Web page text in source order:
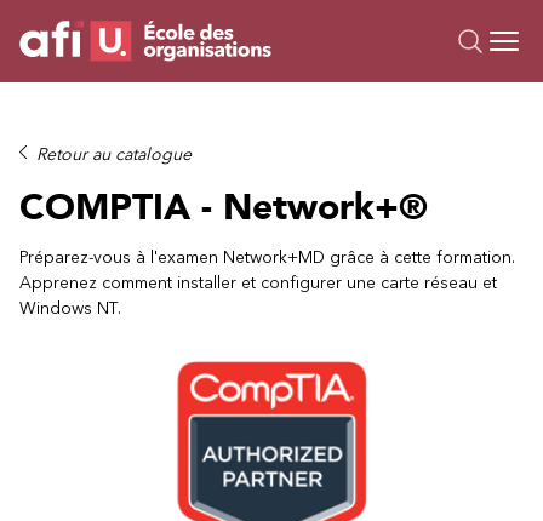
Formations
Campus IA
Sur mesure
À propos
Ressources
Retour au catalogue
COMPTIA - Network+®
Préparez-vous à l'examen Network+MD grâce à cette formation.
Apprenez comment installer et configurer une carte réseau et
Windows NT.